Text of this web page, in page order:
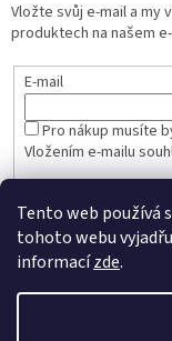
Tento web používá
tohoto webu
informacízde.
Vložte svůj e-mail a my
produktech na našem
E-mail
Pro nákup musíte
Vložením e-mailu
PŘIHLÁSIT SE